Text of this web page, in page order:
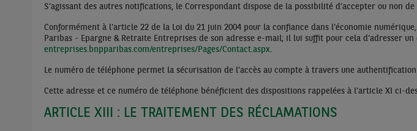
S’agissant des autres notifications, le Correspondant dispose de la possibilité d’accepter ou non
Conformément à l'article 22 de la Loi du 21 juin 2004 pour la confiance dans l'économie
Paribas - Epargne & Retraite Entreprises de son adresse e-mail; il lui suffit pour cela d’adresser
entreprises.bnpparibas.com/entreprises/Pages/Contact.aspx.
Le numéro de téléphone permet la sécurisation de l’accès au compte à travers une
Cette adresse et ce numéro de téléphone bénéficient des dispositions rappelées à l’article XI ci-
ARTICLE XIII : LE TRAITEMENT DES RÉCLAMATIONS